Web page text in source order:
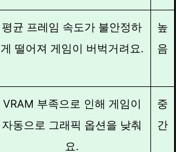
평균 프레임 속도가 불안정하
게 떨어져 게임이 버벅거려요.
높
음
VRAM 부족으로 인해 게임이
자동으로 그래픽 옵션을 낮춰
요.
중
간